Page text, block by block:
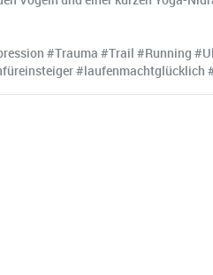
#Trauma #Trail #Running